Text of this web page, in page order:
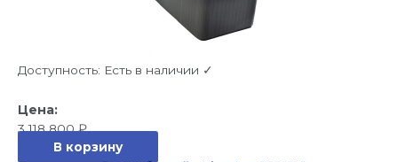
Доступность: Есть в наличии ✓
3 118 800₽
В корзину